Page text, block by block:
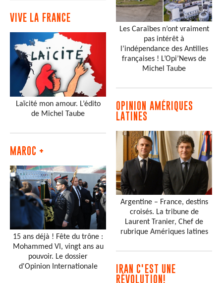
VIVE LA FRANCE
Laïcité mon amour. L’édito
de Michel Taube
MAROC +
15 ans déjà ! Fête du trône :
Mohammed VI, vingt ans au
pouvoir. Le dossier
d'Opinion Internationale
Les Caraïbes n’ont vraiment
pas intérêt à
l’indépendance des Antilles
françaises ! L’Opi’News de
Michel Taube
OPINION AMÉRIQUES
LATINES
Argentine – France, destins
croisés. La tribune de
Laurent Tranier, Chef de
rubrique Amériques latines
IRAN C'EST UNE
RÉVOLUTION!